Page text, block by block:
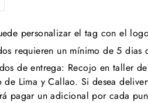
personalizar el tag con el
requieren un mínimo de 5 dias
de entrega: Recojo en taller
de Lima y Callao. Si desea
pagar un adicional por cada